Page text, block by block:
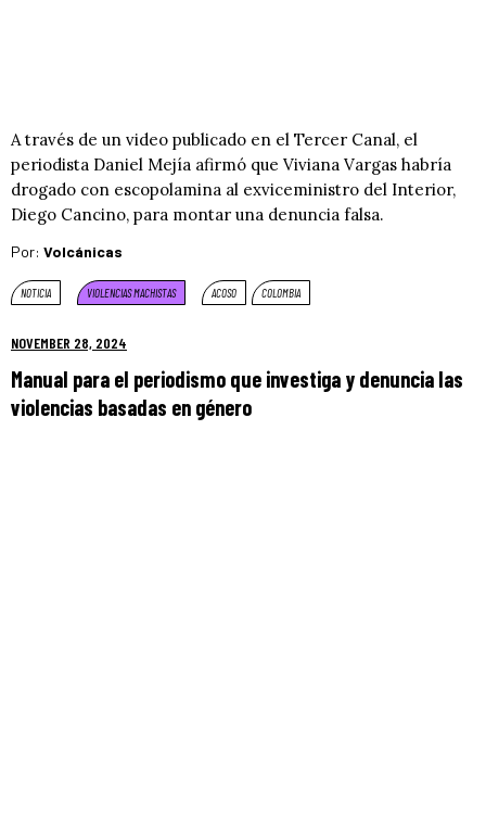
A través de un video publicado en el Tercer Canal, el
periodista Daniel Mejía afirmó que Viviana Vargas habría
drogado con escopolamina al exviceministro del Interior,
Diego Cancino, para montar una denuncia falsa.
Por: Volcánicas
NOTICIA VIOLENCIAS MACHISTAS ACOSO COLOMBIA
NOVEMBER 28, 2024
Manual para el periodismo que investiga y denuncia las
violencias basadas en género